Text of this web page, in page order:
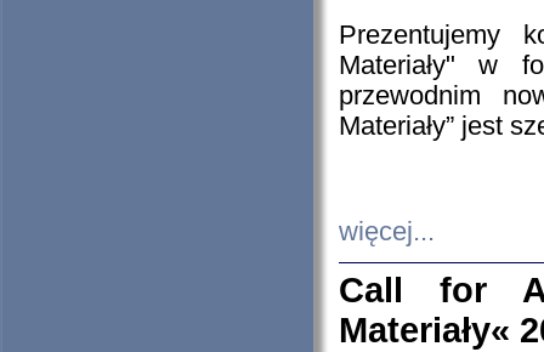
Prezentujemy
Materiały" w
przewodnim
Materiały” jest
więcej...
Call for
Materiały«